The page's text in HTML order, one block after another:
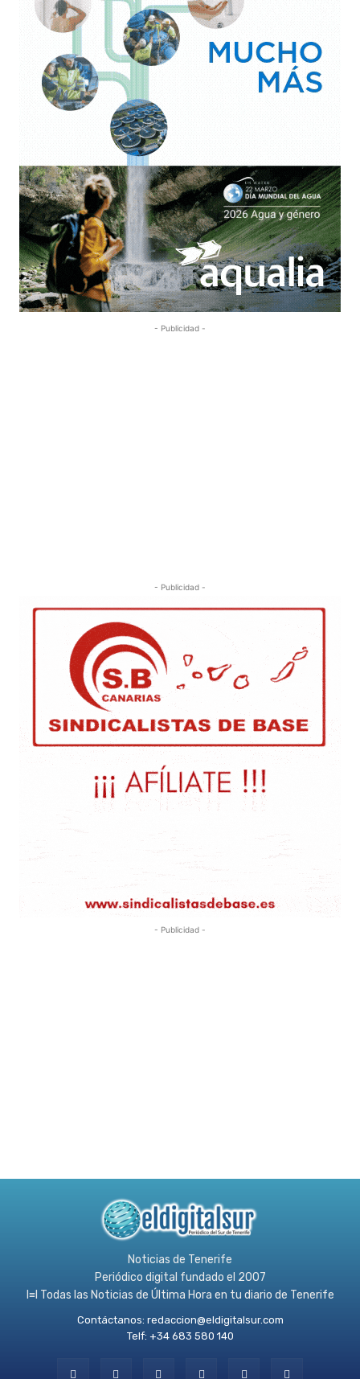
- Publicidad -
- Publicidad -
- Publicidad -
Noticias de Tenerife
Periódico digital fundado el 2007
l≡l Todas las Noticias de Última Hora en tu diario de Tenerife
Contáctanos: redaccion@eldigitalsur.com
Telf: +34 683 580 140